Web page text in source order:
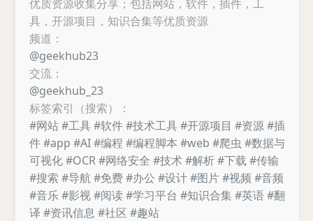
优质资源收集分享；包括网站，软件，插件，工
具，开源项目，知识合集等优质资源
频道：
@geekhub23
交流：
@geekhub_23
标签索引（搜索）：
#网站#工具#软件#技术工具#开源项目 #资源#插
件#app #AI#编程 #编程脚本 #web #爬虫 #数据与
可视化#OCR#网络安全 #技术#解析#下载 #传输
#搜索 #导航#免费#办公 #设计#图片#视频 #音频
#音乐#影视#阅读 #学习平台 #知识合集#英语#翻
译 #资讯信息 #社区 #趣站